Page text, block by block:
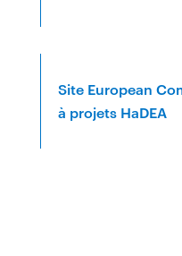
Site European
à projets HaDEA